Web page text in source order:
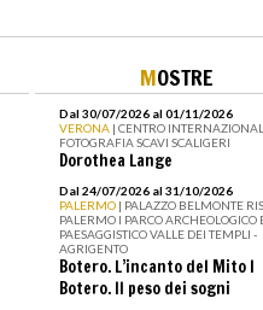
MOSTRE
Dal 30/07/2026 al 01/11/2026
VERONA | CENTRO
FOTOGRAFIA SCAVI SCALIGERI
Dorothea Lange
Dal 24/07/2026 al 31/10/2026
PALERMO | PALAZZO BELMONTE
PALERMO I PARCO ARCHEOLOGICO
PAESAGGISTICO VALLE DEI TEMPLI -
AGRIGENTO
Botero. L’incanto del Mito I
Botero. Il peso dei sogni